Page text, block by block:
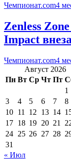
Чемпионат.com4
Zenless
Impact
Чемпионат.com4
Август 2026
Пн Вт Ср Чт Пт
1
3
4 5 6 7 8
10 11 12 13 14
17 18 19 20 21
24 25 26 27 28
31
« Июл